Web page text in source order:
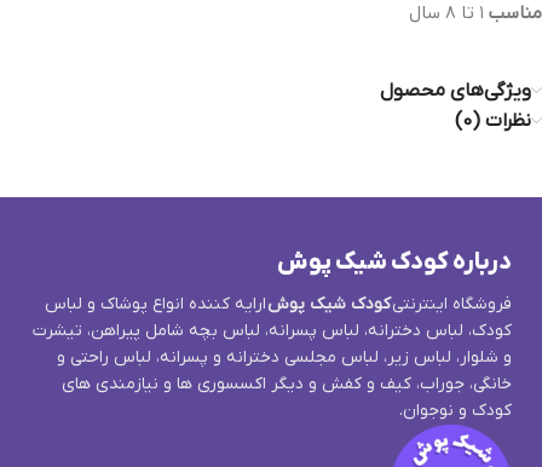
مناسب
ویژگی‌های محصول
نظرات (0)
درباره کودک شیک پوش
فروشگاه اینترنتیکودک شیک پوشارایه کننده انواع پوشاک و لباس
کودک، لباس دخترانه، لباس پسرانه، لباس بچه شامل پیراهن، تیشرت
و شلوار، لباس زیر، لباس مجلسی دخترانه و پسرانه، لباس راحتی و
خانگی، جوراب، کیف و کفش و دیگر اکسسوری ها و نیازمندی های
کودک و نوجوان.